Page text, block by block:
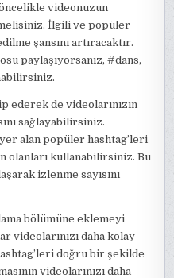
videonuzun
İlgili ve popüler
şansını artıracaktır.
paylaşıyorsanız, #dans,
ederek de videolarınızın
sağlayabilirsiniz.
alan popüler hashtag’leri
olanları kullanabilirsiniz. Bu
izlenme sayısını
bölümüne eklemeyi
videolarınızı daha kolay
doğru bir şekilde
videolarınızı daha